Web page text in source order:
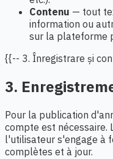
Contenu — tout
information ou
sur la plateforme
{{-- 3. Înregistrare și
3.
Pour la publication
compte est nécessaire.
l'utilisateur s'engage à
complètes et à jour.